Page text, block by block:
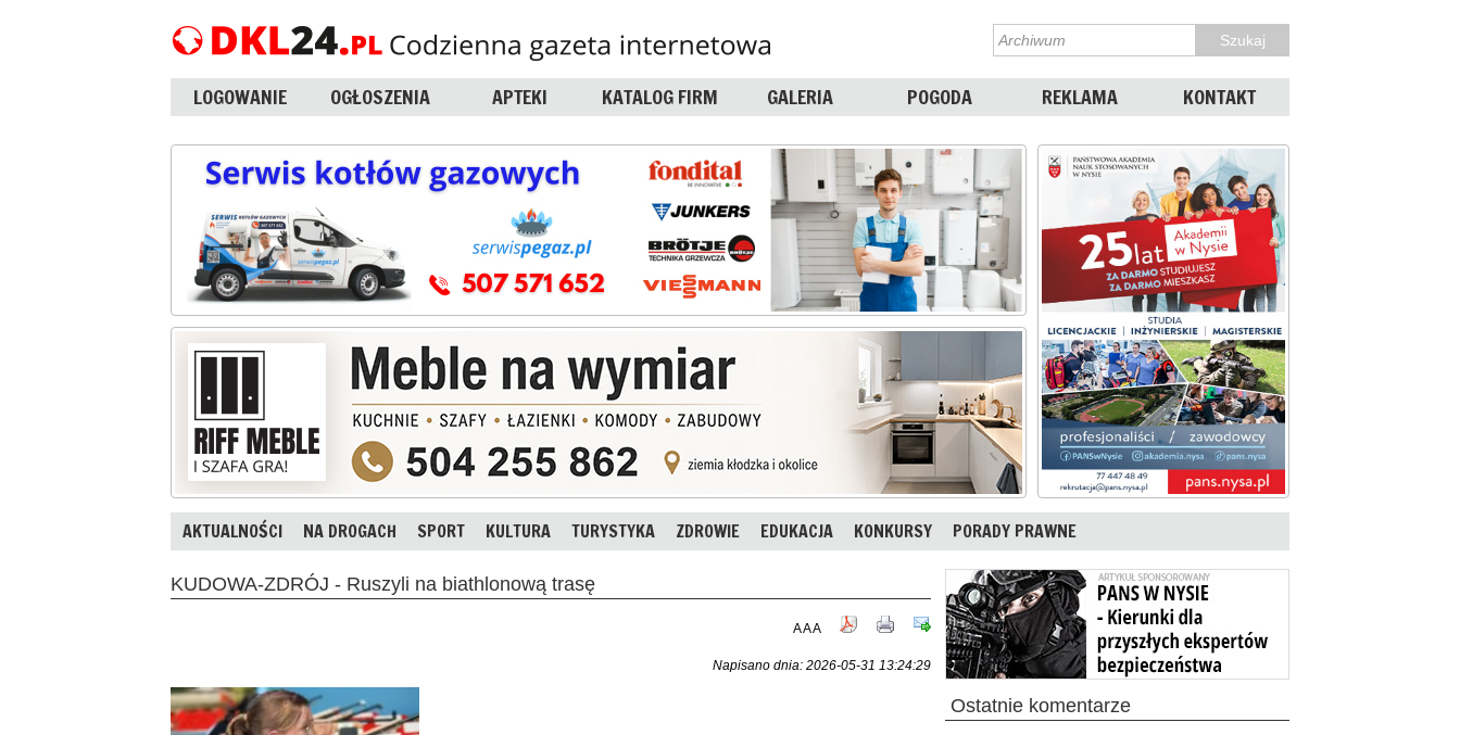
LOGOWANIE OGŁOSZENIA APTEKI KATALOG FIRM GALERIA POGODA REKLAMA KONTAKT
AKTUALNOŚCI NA DROGACH SPORT KULTURA TURYSTYKA ZDROWIE EDUKACJA KONKURSY PORADY PRAWNE
KUDOWA-ZDRÓJ - Ruszyli na biathlonową trasę
AAA
Napisano dnia: 2026-05-31 13:24:29
ostatnie komentarze